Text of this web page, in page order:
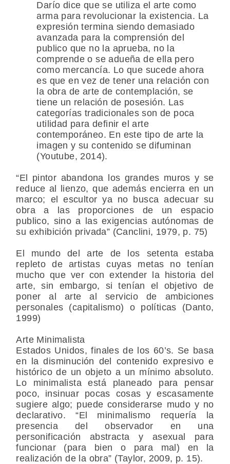
Darío dice que se utiliza el arte como
arma para revolucionar la existencia. La
expresión termina siendo demasiado
avanzada para la comprensión del
publico que no la aprueba, no la
comprende o se adueña de ella pero
como mercancía. Lo que sucede ahora
es que en vez de tener una relación con
la obra de arte de contemplación, se
tiene un relación de posesión. Las
categorías tradicionales son de poca
utilidad para definir el arte
contemporáneo. En este tipo de arte la
imagen y su contenido se difuminan
(Youtube, 2014).
“El pintor abandona los grandes muros y se
reduce al lienzo, que además encierra en un
marco; el escultor ya no busca adecuar su
obra a las proporciones de un espacio
publico, sino a las exigencias autónomas de
su exhibición privada” (Canclini, 1979, p. 75)
El mundo del arte de los setenta estaba
repleto de artistas cuyas metas no tenían
mucho que ver con extender la historia del
arte, sin embargo, si tenían el objetivo de
poner al arte al servicio de ambiciones
personales (capitalismo) o políticas (Danto,
1999)
Arte Minimalista
Estados Unidos, finales de los 60’s. Se basa
en la disminución del contenido expresivo e
histórico de un objeto a un mínimo absoluto.
Lo minimalista está planeado para pensar
poco, insinuar pocas cosas y escasamente
sugiere algo; puede considerarse mudo y no
declarativo. “El minimalismo requería la
presencia del observador en una
personificación abstracta y asexual para
funcionar (para bien o para mal) en la
realización de la obra” (Taylor, 2009, p. 15).